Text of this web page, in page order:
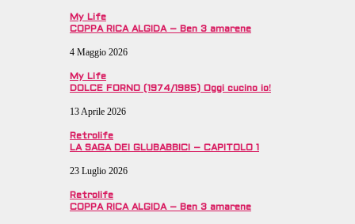
My Life
COPPA RICA ALGIDA – Ben 3 amarene
4 Maggio 2026
My Life
DOLCE FORNO (1974/1985) Oggi cucino io!
13 Aprile 2026
Retrolife
LA SAGA DEI GLUBABBICI – CAPITOLO 1
23 Luglio 2026
Retrolife
COPPA RICA ALGIDA – Ben 3 amarene